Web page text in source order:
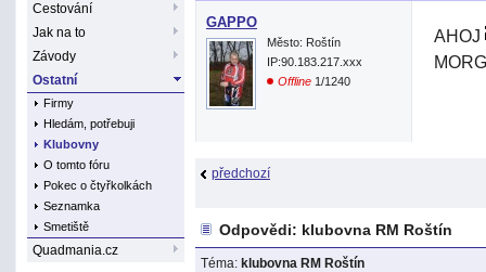
Cestování
Jak na to
Závody
Ostatní
Firmy
Hledám, potřebuji
Klubovny
O tomto fóru
Pokec o čtyřkolkách
Seznamka
Smetiště
Quadmania.cz
GAPPO
Město: Roštín
IP:90.183.217.xxx
Offline 1/1240
AHOJ
předchozí
Odpovědi: klubovna RM Roštín
Téma: klubovna RM Roštín